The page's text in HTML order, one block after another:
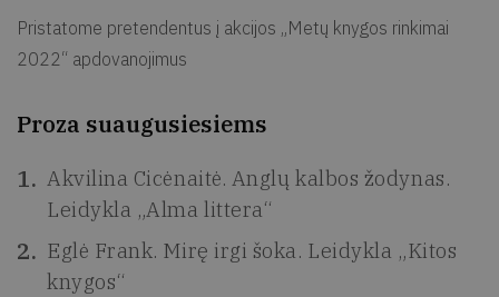
Pristatome pretendentus į akcijos „Metų knygos rinkimai
2022“ apdovanojimus
Proza suaugusiesiems
Akvilina Cicėnaitė. Anglų kalbos žodynas.
Leidykla „Alma littera“
Eglė Frank. Mirę irgi šoka. Leidykla „Kitos
knygos“